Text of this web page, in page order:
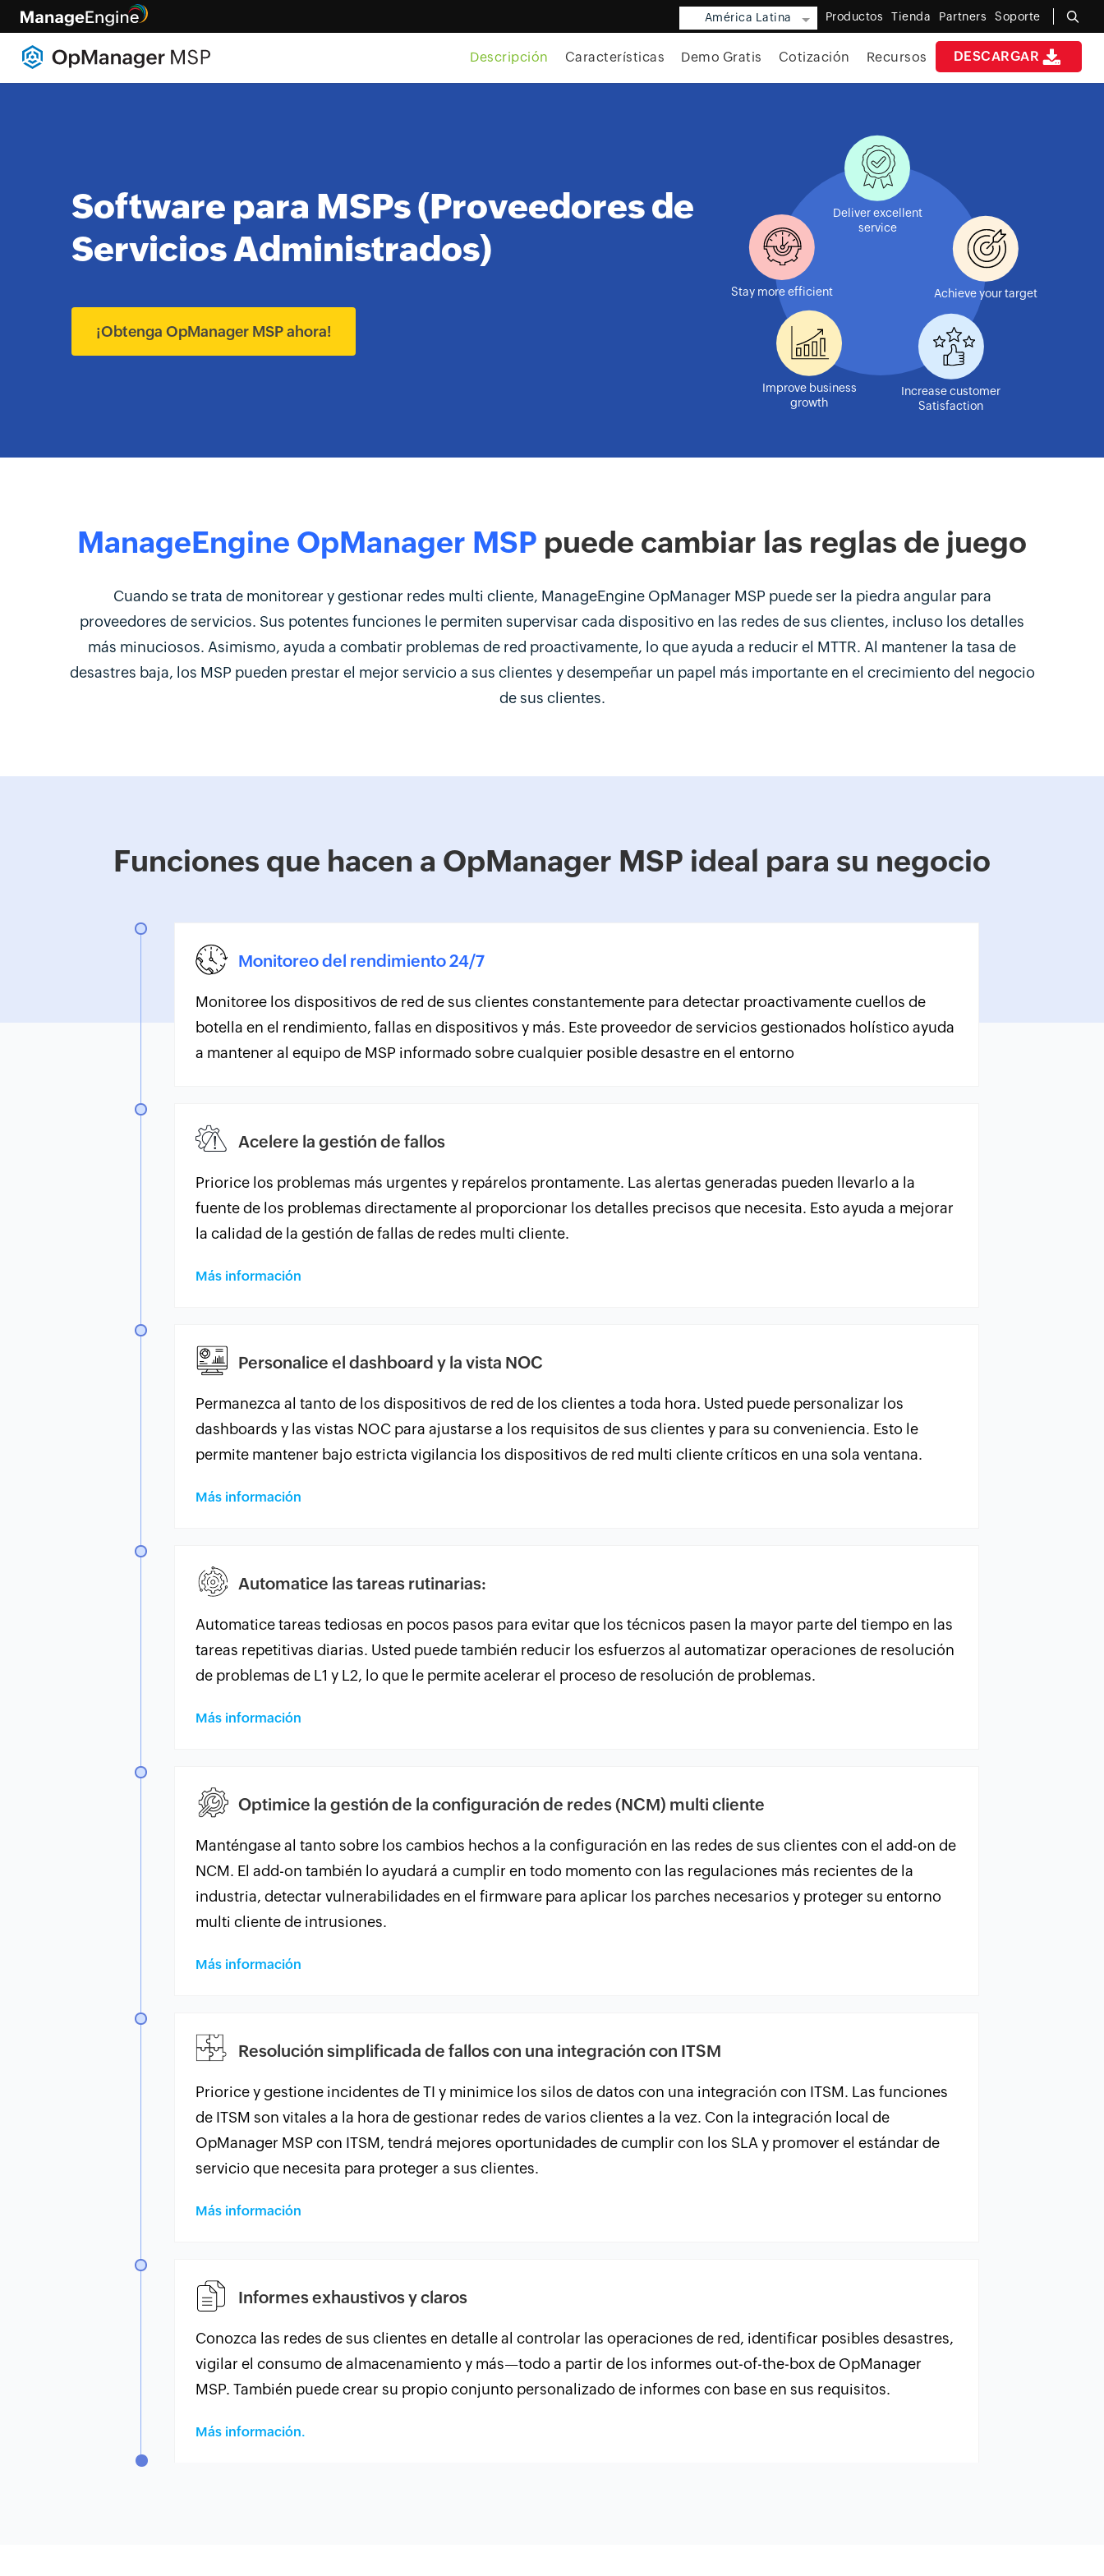
América Latina Productos Tienda Partners Soporte
DESCARGAR
Descripción Características Demo Gratis Cotización Recursos
Software para MSPs (Proveedores de
Servicios Administrados)
¡Obtenga OpManager MSP ahora!
Deliver excellent
service
Achieve your target
Increase customer
Satisfaction
Improve business
growth
Stay more efficient
ManageEngine OpManager MSP puede cambiar las reglas de juego
Cuando se trata de monitorear y gestionar redes multi cliente, ManageEngine OpManager MSP puede ser la piedra angular para
proveedores de servicios. Sus potentes funciones le permiten supervisar cada dispositivo en las redes de sus clientes, incluso los detalles
más minuciosos. Asimismo, ayuda a combatir problemas de red proactivamente, lo que ayuda a reducir el MTTR. Al mantener la tasa de
desastres baja, los MSP pueden prestar el mejor servicio a sus clientes y desempeñar un papel más importante en el crecimiento del negocio
de sus clientes.
Funciones que hacen a OpManager MSP ideal para su negocio
Monitoreo del rendimiento 24/7
Monitoree los dispositivos de red de sus clientes constantemente para detectar proactivamente cuellos de
botella en el rendimiento, fallas en dispositivos y más. Este proveedor de servicios gestionados holístico ayuda
a mantener al equipo de MSP informado sobre cualquier posible desastre en el entorno
Acelere la gestión de fallos
Priorice los problemas más urgentes y repárelos prontamente. Las alertas generadas pueden llevarlo a la
fuente de los problemas directamente al proporcionar los detalles precisos que necesita. Esto ayuda a mejorar
la calidad de la gestión de fallas de redes multi cliente.
Más información
Personalice el dashboard y la vista NOC
Permanezca al tanto de los dispositivos de red de los clientes a toda hora. Usted puede personalizar los
dashboards y las vistas NOC para ajustarse a los requisitos de sus clientes y para su conveniencia. Esto le
permite mantener bajo estricta vigilancia los dispositivos de red multi cliente críticos en una sola ventana.
Más información
Automatice las tareas rutinarias:
Automatice tareas tediosas en pocos pasos para evitar que los técnicos pasen la mayor parte del tiempo en las
tareas repetitivas diarias. Usted puede también reducir los esfuerzos al automatizar operaciones de resolución
de problemas de L1 y L2, lo que le permite acelerar el proceso de resolución de problemas.
Más información
Optimice la gestión de la configuración de redes (NCM) multi cliente
Manténgase al tanto sobre los cambios hechos a la configuración en las redes de sus clientes con el add-on de
NCM. El add-on también lo ayudará a cumplir en todo momento con las regulaciones más recientes de la
industria, detectar vulnerabilidades en el firmware para aplicar los parches necesarios y proteger su entorno
multi cliente de intrusiones.
Más información
Resolución simplificada de fallos con una integración con ITSM
Priorice y gestione incidentes de TI y minimice los silos de datos con una integración con ITSM. Las funciones
de ITSM son vitales a la hora de gestionar redes de varios clientes a la vez. Con la integración local de
OpManager MSP con ITSM, tendrá mejores oportunidades de cumplir con los SLA y promover el estándar de
servicio que necesita para proteger a sus clientes.
Más información
Informes exhaustivos y claros
Conozca las redes de sus clientes en detalle al controlar las operaciones de red, identificar posibles desastres,
vigilar el consumo de almacenamiento y más—todo a partir de los informes out-of-the-box de OpManager
MSP. También puede crear su propio conjunto personalizado de informes con base en sus requisitos.
Más información.